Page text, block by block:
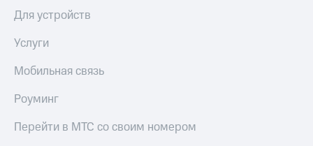
Для устройств
Услуги
Мобильная связь
Роуминг
Перейти в МТС со своим номером